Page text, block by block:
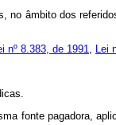
no âmbito
nº 8.383, de 1991, Lei
fonte pagadora,